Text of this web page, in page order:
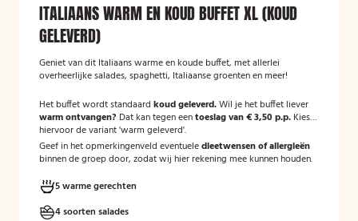
ITALIAANS WARM EN KOUD BUFFET XL (KOUD
GELEVERD)
Geniet van dit Italiaans warme en koude buffet, met allerlei
overheerlijke salades, spaghetti, Italiaanse groenten en meer!
Het buffet wordt standaard koud geleverd.Wil je het buffet liever
warm ontvangen? Dat kan tegen eentoeslag van € 3,50 p.p. Kies
hiervoor de variant 'warm geleverd'.
Geef in het opmerkingenveld eventueledieetwensen of allergieën
binnen de groep door, zodat wij hier rekening mee kunnen houden.
5 warme gerechten
4 soorten salades